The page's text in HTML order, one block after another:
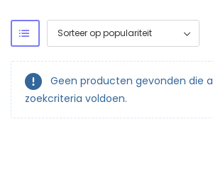
Geen producten gevonden die
zoekcriteria voldoen.